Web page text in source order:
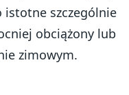
szczególnie
obciążony lub
zimowym.